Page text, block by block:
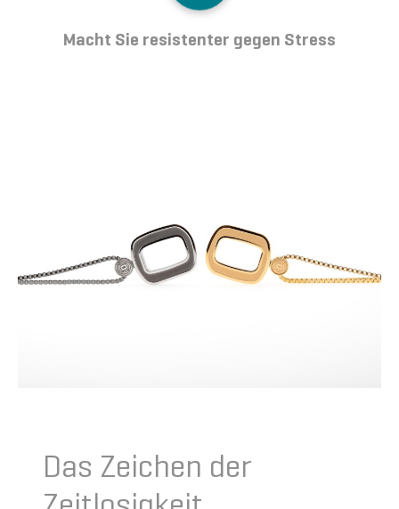
Macht Sie resistenter gegen Stress
Das Zeichen der